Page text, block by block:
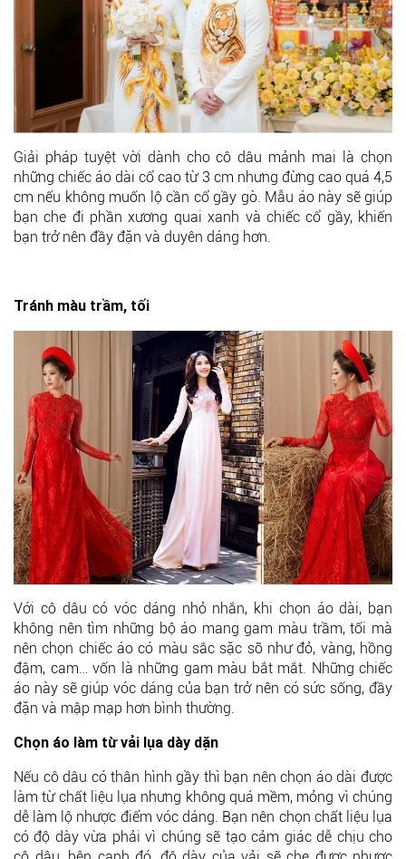
Giải pháp tuyệt vời dành cho cô dâu mảnh mai là chọn
những chiếc áo dài cổ cao từ 3 cm nhưng đừng cao quá 4,5
cm nếu không muốn lộ cần cổ gầy gò. Mẫu áo này sẽ giúp
bạn che đi phần xương quai xanh và chiếc cổ gầy, khiến
bạn trở nên đầy đặn và duyên dáng hơn.
Tránh màu trầm, tối
Với cô dâu có vóc dáng nhỏ nhắn, khi chọn áo dài, bạn
không nên tìm những bộ áo mang gam màu trầm, tối mà
nên chọn chiếc áo có màu sắc sặc sỡ như đỏ, vàng, hồng
đậm, cam… vốn là những gam màu bắt mắt. Những chiếc
áo này sẽ giúp vóc dáng của bạn trở nên có sức sống, đầy
đặn và mập mạp hơn bình thường.
Chọn áo làm từ vải lụa dày dặn
Nếu cô dâu có thân hình gầy thì bạn nên chọn áo dài được
làm từ chất liệu lụa nhưng không quá mềm, mỏng vì chúng
dễ làm lộ nhược điểm vóc dáng. Bạn nên chọn chất liệu lụa
có độ dày vừa phải vì chúng sẽ tạo cảm giác dễ chịu cho